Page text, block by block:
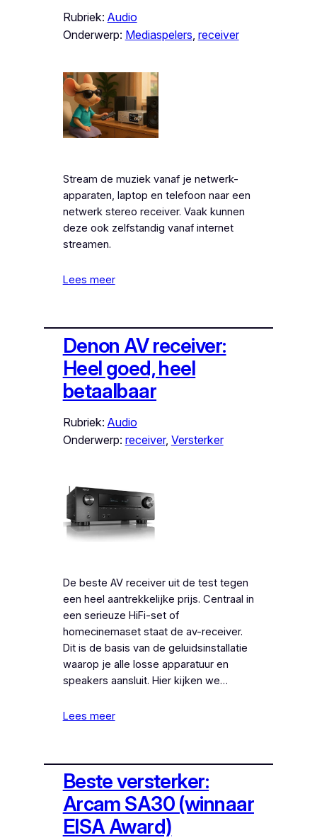
Rubriek: Audio
Onderwerp: Mediaspelers receiver
Stream de muziek vanaf je netwerk-
apparaten, laptop en telefoon naar een
netwerk stereo receiver. Vaak kunnen
deze ook zelfstandig vanaf internet
streamen.
Lees meer
Denon AV receiver:
Heel goed, heel
betaalbaar
Rubriek: Audio
Onderwerp: receiver, Versterker
De beste AV receiver uit de test tegen
een heel aantrekkelijke prijs. Centraal in
een serieuze HiFi-set of
homecinemaset staat de av-receiver.
Dit is de basis van de geluidsinstallatie
waarop je alle losse apparatuur en
speakers aansluit. Hier kijken we…
Lees meer
Beste versterker:
Arcam SA30 (winnaar
EISA Award)